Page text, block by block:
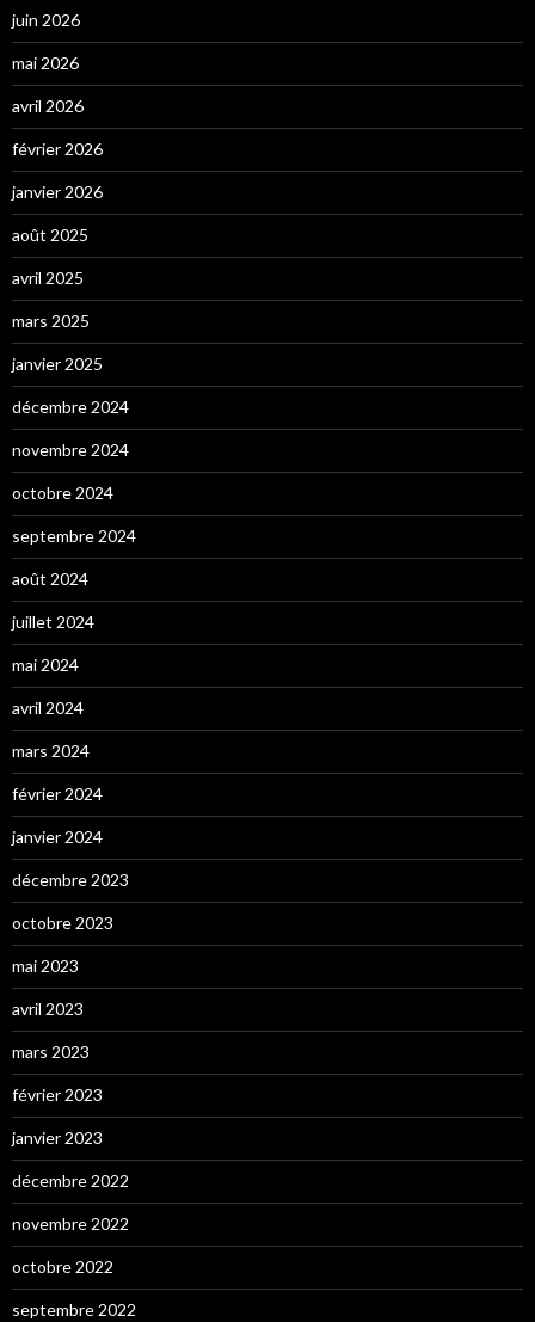
juin 2026
mai 2026
avril 2026
février 2026
janvier 2026
août 2025
avril 2025
mars 2025
janvier 2025
décembre 2024
novembre 2024
octobre 2024
septembre 2024
août 2024
juillet 2024
mai 2024
avril 2024
mars 2024
février 2024
janvier 2024
décembre 2023
octobre 2023
mai 2023
avril 2023
mars 2023
février 2023
janvier 2023
décembre 2022
novembre 2022
octobre 2022
septembre 2022